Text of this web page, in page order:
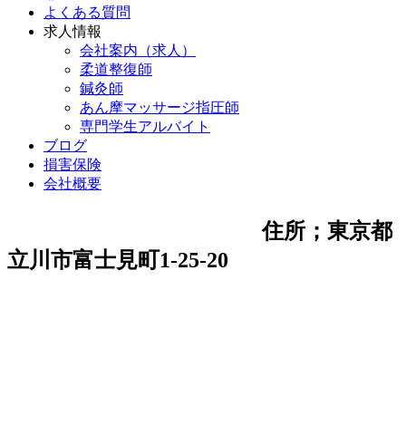
よくある質問
求人情報
会社案内（求人）
柔道整復師
鍼灸師
あん摩マッサージ指圧師
専門学生アルバイト
ブログ
損害保険
会社概要
住所；東京都
立川市富士見町1-25-20